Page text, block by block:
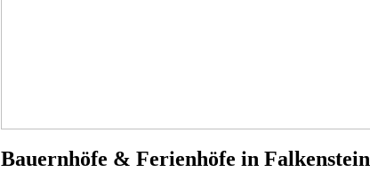
Waldmünchen
ab 27 EUR/Tag
Bauernhöfe & Ferienhöfe in Falkenstein